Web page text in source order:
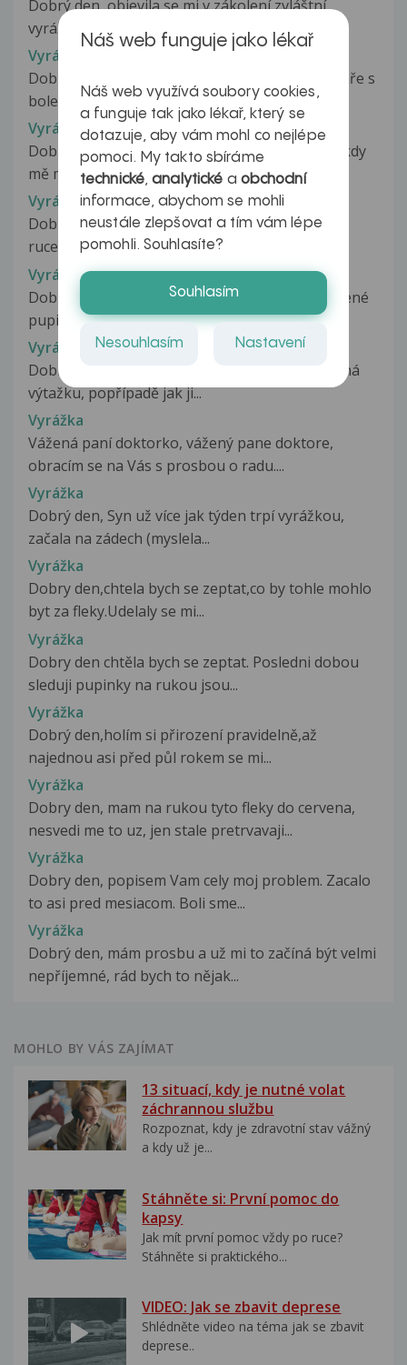
Dobrý den, objevila se mi v zákolení zvláštní
vyrážka. napřed sem si myslel...
Vyrážka
Dobrý den, v Lednu jsem byl u praktického lékaře s
bolestmi po stolici, zjistili...
Vyrážka
Dobrý večer, toto se mi dělá na noze od doby, kdy
mě minulý rok na stejné místo...
Vyrážka
Dobrý den Dnes jsem zjistila, že se mi na pravé
ruce vyskytla nějaká vyrážka....
Vyrážka
Dobrý den nedávno se mi udělala vyrážka červené
pupinky na zadní straně stehen...
Vyrážka
Dobry den, chtěl bych se zeptat, o jakou se jedná
výtažku, popřípadě jak ji...
Vyrážka
Vážená paní doktorko, vážený pane doktore,
obracím se na Vás s prosbou o radu....
Vyrážka
Dobrý den, Syn už více jak týden trpí vyrážkou,
začala na zádech (myslela...
Vyrážka
Dobry den,chtela bych se zeptat,co by tohle mohlo
byt za fleky.Udelaly se mi...
Vyrážka
Dobry den chtěla bych se zeptat. Posledni dobou
sleduji pupinky na rukou jsou...
Vyrážka
Dobrý den,holím si přirození pravidelně,až
najednou asi před půl rokem se mi...
Vyrážka
Dobry den, mam na rukou tyto fleky do cervena,
nesvedi me to uz, jen stale pretrvavaji...
Vyrážka
Dobry den, popisem Vam cely moj problem. Zacalo
to asi pred mesiacom. Boli sme...
Vyrážka
Dobrý den, mám prosbu a už mi to začíná být velmi
nepříjemné, rád bych to nějak...
MOHLO BY VÁS ZAJÍMAT
13 situací, kdy je nutné volat
záchrannou službu
Rozpoznat, kdy je zdravotní stav vážný
a kdy už je...
Stáhněte si: První pomoc do
kapsy
Jak mít první pomoc vždy po ruce?
Stáhněte si praktického...
VIDEO: Jak se zbavit deprese
Shlédněte video na téma jak se zbavit
deprese..
Náš web funguje jako lékař
Náš web využívá soubory cookies,
a funguje tak jako lékař, který se
dotazuje, aby vám mohl co nejlépe
pomoci. My takto sbíráme
technické,analytické a obchodní
informace, abychom se mohli
neustále zlepšovat a tím vám lépe
pomohli. Souhlasíte?
Souhlasím
Nesouhlasím Nastavení